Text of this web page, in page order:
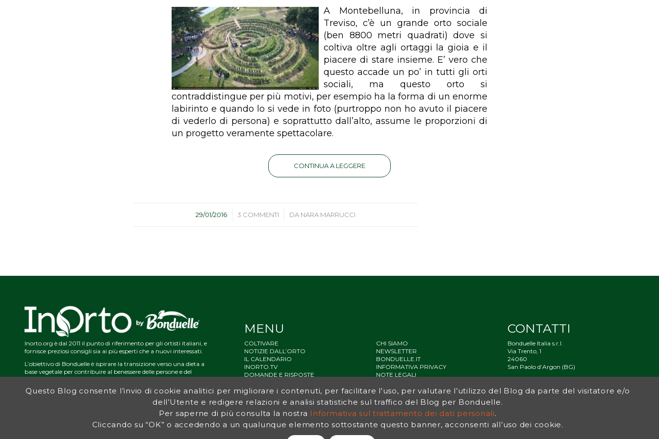
A Montebelluna, in provincia di
Treviso, c’è un grande orto sociale
(ben 8800 metri quadrati) dove si
coltiva oltre agli ortaggi la gioia e il
piacere di stare insieme. E’ vero che
questo accade un po’ in tutti gli orti
sociali, ma questo orto si
contraddistingue per più motivi, per esempio ha la forma di un enorme
labirinto e quando lo si vede in foto (purtroppo non ho avuto il piacere
di vederlo di persona) e soprattutto dall’alto, assume le proporzioni di
un progetto veramente spettacolare.
CONTINUA A LEGGERE
29/01/2016
/ 3 COMMENTI
/ DA NARA MARRUCCI
MENU CONTATTI
Inorto.org è dal 2011 il punto di riferimento per gli ortisti italiani, e
fornisce preziosi consigli sia ai più esperti che a nuovi interessati.
L’obiettivo di Bonduelle è ispirare la transizione verso una dieta a
base vegetale per contribuire al benessere delle persone e del
per la terra e del rispetto dell’ambiente.
COLTIVARE
NOTIZIE DALL’ORTO
IL CALENDARIO
INORTO.TV
DOMANDE E RISPOSTE
CHI SIAMO
NEWSLETTER
BONDUELLE.IT
INFORMATIVA PRIVACY
NOTE LEGALI
SITEMAP
Bonduelle Italia s.r.l.
Via Trento, 1
24060
San Paolo d’Argon (BG)
Questo Blog consente l’invio di cookie analitici per migliorare i contenuti, per facilitare l'uso, per valutare l’utilizzo del Blog da parte del visitatore e/o
dell’Utente e redigere relazioni e analisi statistiche sul traffico del Blog per Bonduelle.
Per saperne di più consulta la nostra Informativa sul trattamento dei dati personali.
Cliccando su “OK” o accedendo a un qualunque elemento sottostante questo banner, acconsenti all’uso dei cookie.